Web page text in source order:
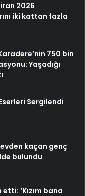
2026
iki kattan fazla
750 bin
Yaşadığı
Sergilendi
kaçan genç
bulundu
‘Kızım bana